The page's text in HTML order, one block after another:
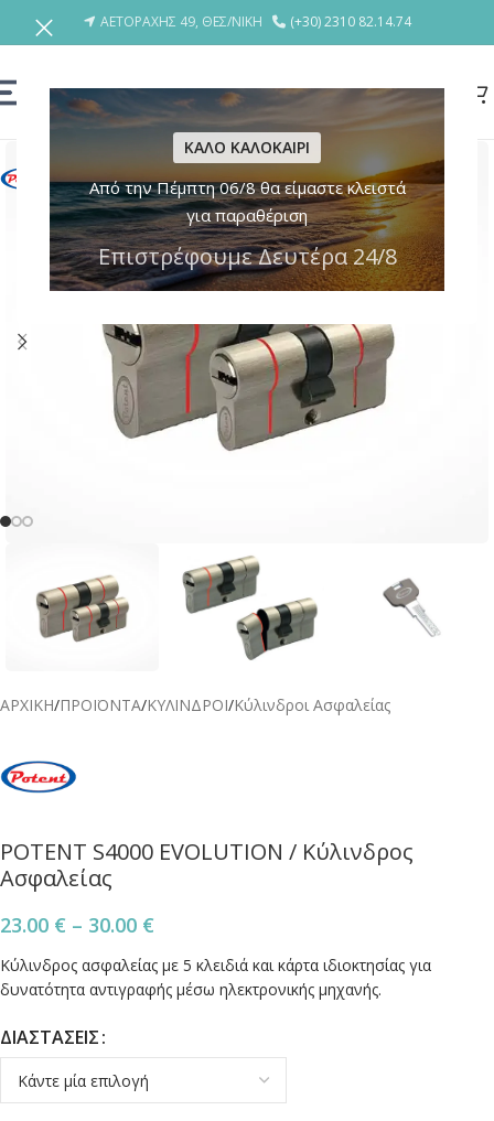
ΚΑΛΟ ΚΑΛΟΚΑΙΡΙ
Από την Πέμπτη 06/8 θα είμαστε κλειστά
για παραθέριση
Επιστρέφουμε Δευτέρα 24/8
ΑΕΤΟΡΑΧΗΣ 49, ΘΕΣ/ΝΙΚΗ (+30) 2310 82.14.74
ΑΡΧΙΚΗ/ΠΡΟΪΟΝΤΑ/ΚΥΛΙΝΔΡΟΙ/Κύλινδροι Ασφαλείας
POTENT S4000 EVOLUTION / Κύλινδρος
Ασφαλείας
23.00 € – 30.00 €
Κύλινδρος ασφαλείας με 5 κλειδιά και κάρτα ιδιοκτησίας για
δυνατότητα αντιγραφής μέσω ηλεκτρονικής μηχανής.
ΔΙΑΣΤΑΣΕΙΣ